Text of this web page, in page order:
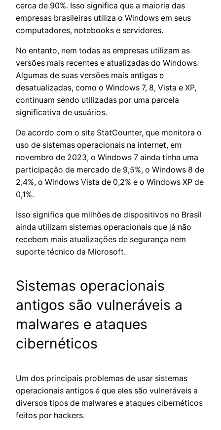
cerca de 90%. Isso significa que a maioria das
empresas brasileiras utiliza o Windows em seus
computadores, notebooks e servidores.
No entanto, nem todas as empresas utilizam as
versões mais recentes e atualizadas do Windows.
Algumas de suas versões mais antigas e
desatualizadas, como o Windows 7, 8, Vista e XP,
continuam sendo utilizadas por uma parcela
significativa de usuários.
De acordo com o site StatCounter, que monitora o
uso de sistemas operacionais na internet, em
novembro de 2023, o Windows 7 ainda tinha uma
participação de mercado de 9,5%, o Windows 8 de
2,4%, o Windows Vista de 0,2% e o Windows XP de
0,1%.
Isso significa que milhões de dispositivos no Brasil
ainda utilizam sistemas operacionais que já não
recebem mais atualizações de segurança nem
suporte técnico da Microsoft.
Sistemas operacionais
antigos são vulneráveis a
malwares e ataques
cibernéticos
Um dos principais problemas de usar sistemas
operacionais antigos é que eles são vulneráveis a
diversos tipos de malwares e ataques cibernéticos
feitos por hackers.